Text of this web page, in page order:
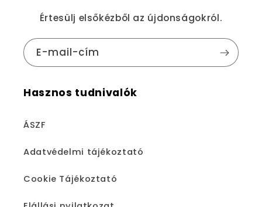
Értesülj elsőkézből az újdonságokról.
E-mail-cím
Hasznos tudnivalók
ÁSZF
Adatvédelmi tájékoztató
Cookie Tájékoztató